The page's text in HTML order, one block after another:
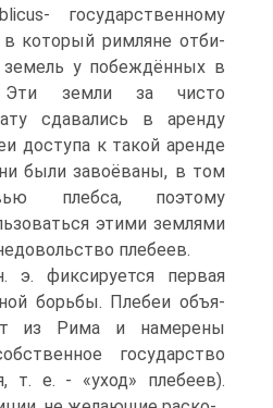
государственному
в который римляне отби­
земель у побеждённых в
Эти земли за чисто
сдавались в аренду
доступа к такой аренде
были завоёваны, в том
плебса, поэ­тому
этими землями
плебеев.
фиксируется первая
борьбы. Плебеи объя­
из Рима и намерены
государство
т. е. - «уход» плебеев).